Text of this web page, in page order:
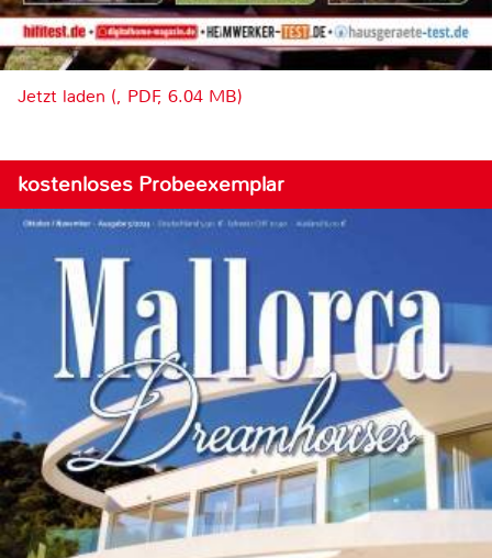
Jetzt laden (, PDF, 6.04 MB)
kostenloses Probeexemplar